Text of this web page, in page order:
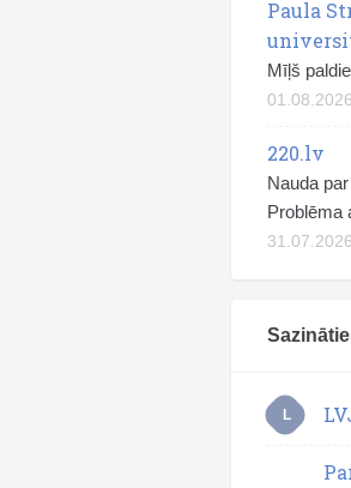
Paula
Mīļš
01.08.2026
220.lv
Nauda
Problēma
31.07.2026
L